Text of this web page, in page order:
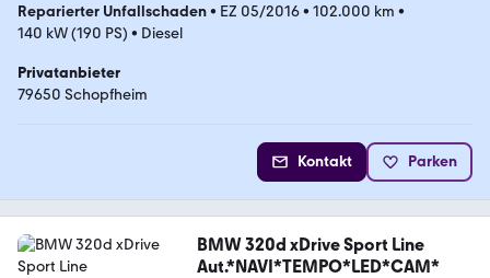
Reparierter Unfallschaden• EZ 05/2016• 102.000 km •
140 kW (190 PS) • Diesel
Privatanbieter
79650 Schopfheim
Kontakt Parken
BMW 320d xDrive Sport Line
Aut.*NAVI*TEMPO*LED*CAM*